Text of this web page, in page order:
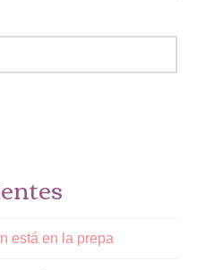
está en la prepa